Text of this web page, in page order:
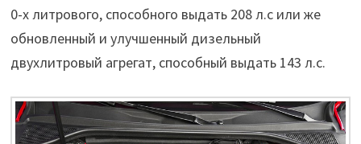
0-х литрового, способного выдать 208 л.с или же
обновленный и улучшенный дизельный
двухлитровый агрегат, способный выдать 143 л.с.